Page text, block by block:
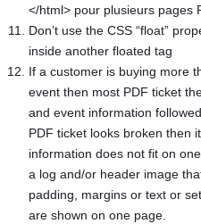
</html> pour plusieurs pages
Don’t use the CSS “float”
inside another floated tag
If a customer is buying more
event then most PDF ticket
and event information
PDF ticket looks broken then
information does not fit on
a log and/or header image
padding, margins or text or
are shown on one page.